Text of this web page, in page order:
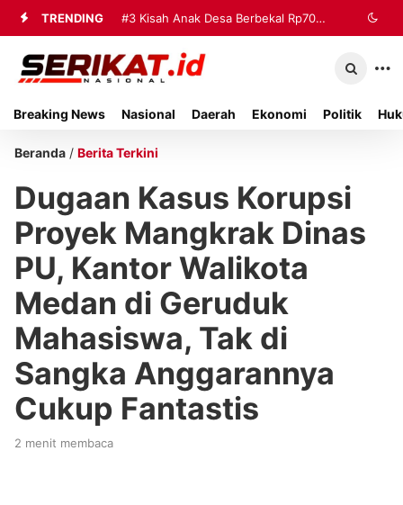
TRENDING #3 Kisah Anak Desa Berbekal Rp70
Ribu Jadi Referensi Akademik
Breaking News Nasional Daerah Ekonomi Politik
Beranda / Berita Terkini
Dugaan Kasus Korupsi
Proyek Mangkrak Dinas
PU, Kantor Walikota
Medan di Geruduk
Mahasiswa, Tak di
Sangka Anggarannya
Cukup Fantastis
2 menit membaca